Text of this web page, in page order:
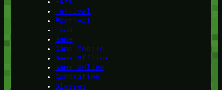
Farm
Fastival
Festival
Food
Game
Game Mobile
Game Offline
Game Online
Generation
Glasses